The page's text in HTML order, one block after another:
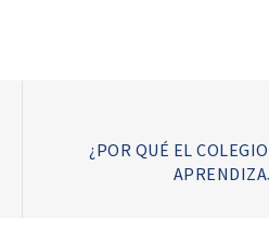
¿POR QUÉ EL